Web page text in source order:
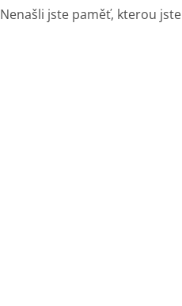
Nenašli jste paměť, kterou jste